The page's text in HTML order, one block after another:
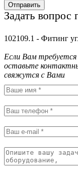
Отправить
Задать вопрос
102109.1 - Фитинг
Если Вам требуется
оставьте
свяжутся с Вами